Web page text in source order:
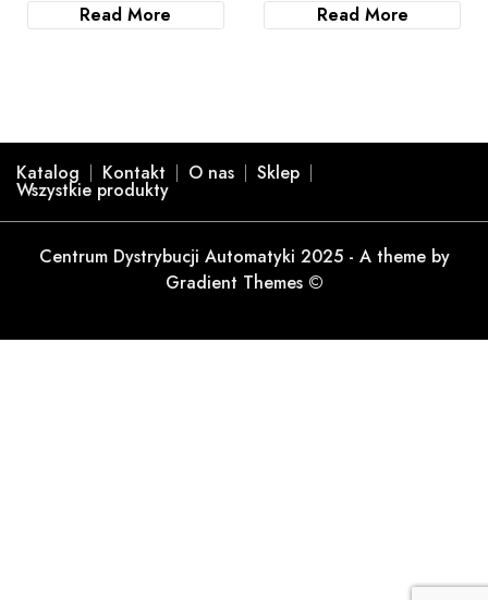
Read More Read More
Katalog Kontakt O nas Sklep
Wszystkie produkty
Centrum Dystrybucji Automatyki 2025 - A theme by
Gradient Themes ©